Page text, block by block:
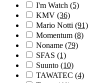
I'm Watch (5)
KMV (36)
Mario Notti (91)
Momentum (8)
Noname (79)
SFAS (1)
Suunto (10)
TAWATEC (4)